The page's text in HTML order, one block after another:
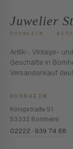
Juwelier
BORNHEIM ·
Antik-, Vintage-
Geschäfte in
Versandankauf
BORNHEIM
Königstraße 51
53332 Bornheim
02222 · 939 74 68